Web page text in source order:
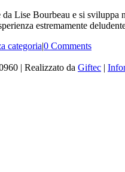
Lise Bourbeau e si
estremamente
categoria|0 Comments
| Realizzato da Giftec |